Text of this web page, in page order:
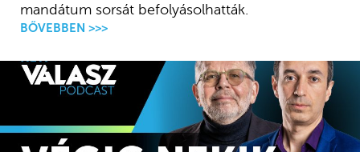
mandátum sorsát befolyásolhatták.
BŐVEBBEN >>>